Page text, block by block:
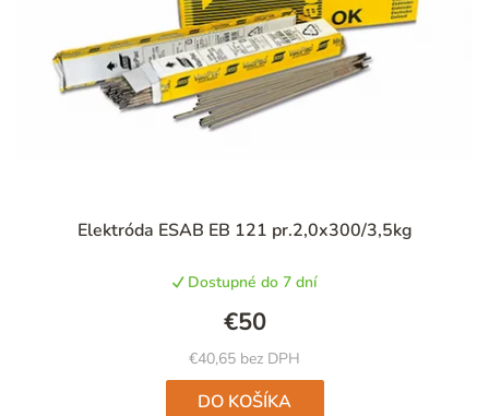
Elektróda ESAB EB 121 pr.2,0x300/3,5kg
hodnotenie
je
4,6
z
5
hviezdičiek.
Dostupné do 7 dní
€40,65 bez DPH
€50
DO KOŠÍKA